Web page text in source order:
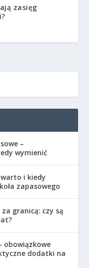
zasięg
–
wymienić
i kiedy
zapasowego
granicą: czy są
obowiązkowe
dodatki na